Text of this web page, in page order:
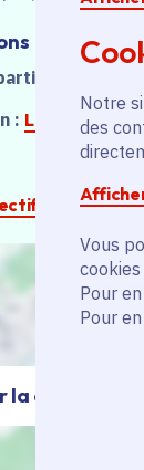
Notre
des
Vous
Pour
Pour
:
: Lien
la carte